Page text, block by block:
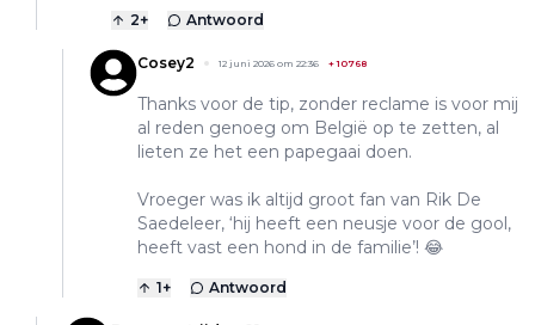
2+ Antwoord
Cosey2 12 juni 2026 om 22:36 +10768
Thanks voor de tip, zonder reclame is voor mij
al reden genoeg om België op te zetten, al
lieten ze het een papegaai doen.
Vroeger was ik altijd groot fan van Rik De
Saedeleer, ‘hij heeft een neusje voor de gool,
heeft vast een hond in de familie’! 😂
1+ Antwoord